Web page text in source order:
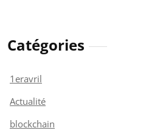
Catégories
1eravril
Actualité
blockchain